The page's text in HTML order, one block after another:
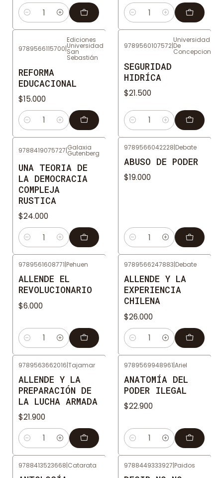
Cantidad Cantidad
9789566115700|
Ediciones
Universidad
San
Sebastián
REFORMA
EDUCACIONAL
$15.000
Cantidad
9789560107572|
Universidad
De
Concepcion
SEGURIDAD
HIDRÍCA
$21.500
Cantidad
9788419075727|Galaxia
Gutenberg
UNA TEORIA DE
LA DEMOCRACIA
COMPLEJA
RUSTICA
$24.000
Cantidad
9789566042228|Debate
ABUSO DE PODER
$19.000
Cantidad
9789561608771|Pehuen
ALLENDE EL
REVOLUCIONARIO
$6.000
Cantidad
9789566247883|Debate
ALLENDE Y LA
EXPERIENCIA
CHILENA
$26.000
Cantidad
9789563662016|Tajamar
ALLENDE Y LA
PREPARACIÓN DE
LA LUCHA ARMADA
$21.900
Cantidad
9789569948961|Ariel
ANATOMÍA DEL
PODER ILEGAL
$22.900
Cantidad
9788413523668|Catarata 9788449333927|Paidos